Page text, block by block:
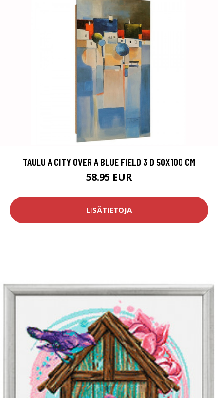
TAULU A CITY OVER A BLUE FIELD 3 D 50X100 CM
58.95 EUR
LISÄTIETOJA